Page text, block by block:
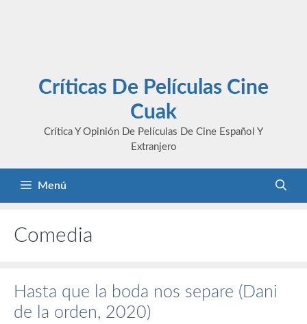
Críticas De Películas Cine
Cuak
Crítica Y Opinión De Películas De Cine Español Y
Extranjero
Menú
Comedia
Hasta que la boda nos separe (Dani
de la orden, 2020)